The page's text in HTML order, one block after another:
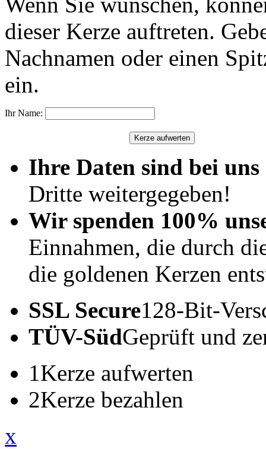
dieser Kerze auftreten.
Nachnamen oder einen
ein.
Ihr Name:
Ihre Daten sind bei uns
Dritte weitergegeben!
Wir spenden 100%
Einnahmen, die durch
die goldenen Kerzen
SSL Secure128-Bit-
TÜV-SüdGeprüft und
1Kerze aufwerten
2Kerze bezahlen
x